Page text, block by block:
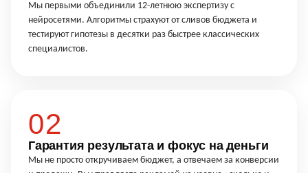
Мы первыми объединили 12-летнюю экспертизу с
нейросетями. Алгоритмы страхуют от сливов бюджета и
тестируют гипотезы в десятки раз быстрее классических
специалистов.
02
Гарантия результата и фокус на деньги
Мы не просто откручиваем бюджет, а отвечаем за конверсии